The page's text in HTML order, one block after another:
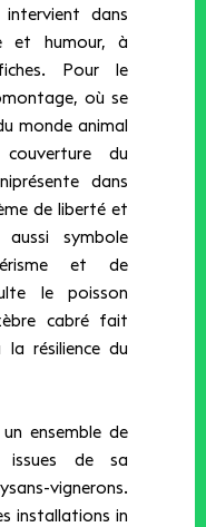
dans
et humour, à
Pour le
où se
monde animal
du
dans
de liberté et
symbole
et de
le poisson
cabré fait
résilience du
ensemble de
issues de sa
vignerons.
installations in